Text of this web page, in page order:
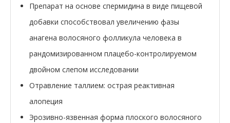
Препарат на основе спермидина в виде пищевой
добавки способствовал увеличению фазы
анагена волосяного фолликула человека в
рандомизированном плацебо-контролируемом
двойном слепом исследовании
Отравление таллием: острая реактивная
алопеция
Эрозивно-язвенная форма плоского волосяного